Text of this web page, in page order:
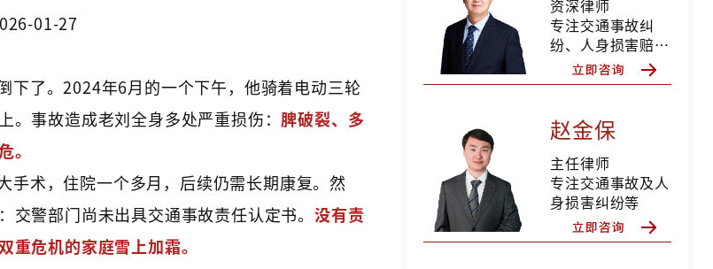
01-27
下了。2024年6月的一个下午，他骑着电动三轮
事故造成老刘全身多处严重损伤： 脾破裂、多
。
手术，住院一个多月，后续仍需长期康复。然
交警部门尚未出具交通事故责任认定书。没有责
危机的家庭雪上加霜。
资深律师
专注交通事故纠
纷、人身损害赔偿
赵金保
主任律师
专注交通事故及人
身损害纠纷等